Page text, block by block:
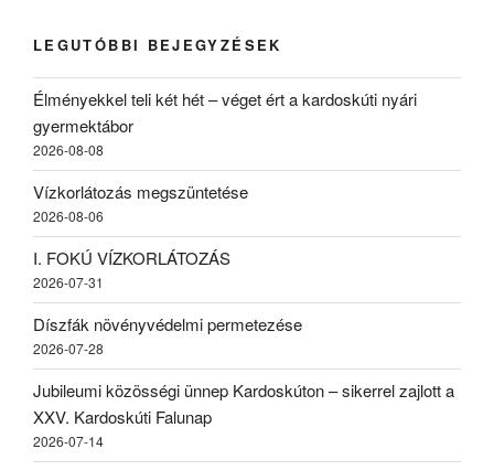
LEGUTÓBBI BEJEGYZÉSEK
Élményekkel teli két hét – véget ért a kardoskúti nyári
gyermektábor
2026-08-08
Vízkorlátozás megszüntetése
2026-08-06
I. FOKÚ VÍZKORLÁTOZÁS
2026-07-31
Díszfák növényvédelmi permetezése
2026-07-28
Jubileumi közösségi ünnep Kardoskúton – sikerrel zajlott a
XXV. Kardoskúti Falunap
2026-07-14